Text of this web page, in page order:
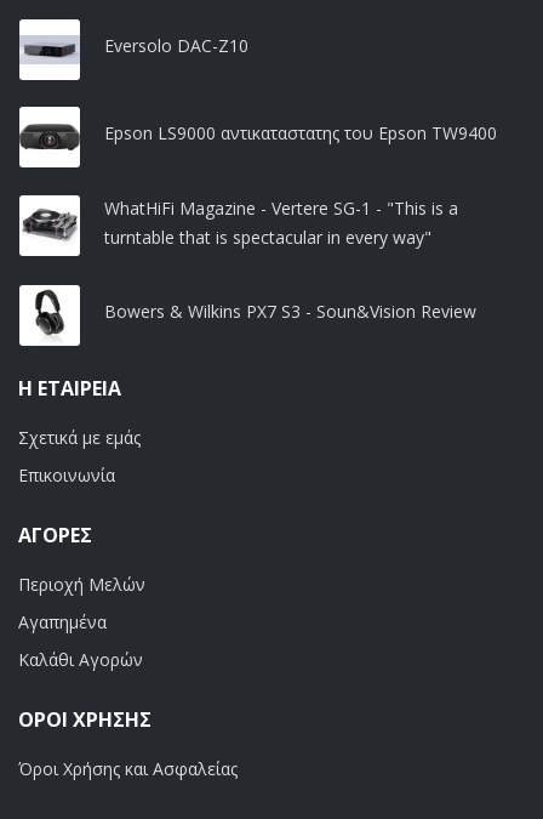
Eversolo DAC-Z10
Epson LS9000 αντικαταστατης του Epson TW9400
WhatHiFi Magazine - Vertere SG-1 - "This is a
turntable that is spectacular in every way"
Bowers & Wilkins PX7 S3 - Soun&Vision Review
Η ΕΤΑΙΡΕΊΑ
Σχετικά με εμάς
Επικοινωνία
ΑΓΟΡΈΣ
Περιοχή Μελών
Αγαπημένα
Καλάθι Αγορών
ΟΡΟΙ ΧΡΗΣΗΣ
Όροι Χρήσης και Ασφαλείας